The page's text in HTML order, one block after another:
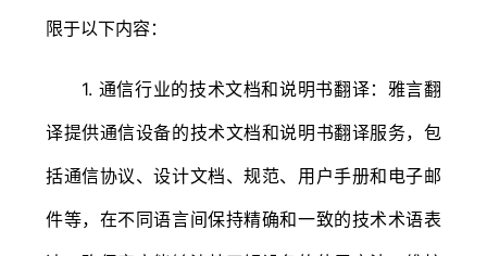
限于以下内容：
1. 通信行业的技术文档和说明书翻译：雅言翻
译提供通信设备的技术文档和说明书翻译服务，包
括通信协议、设计文档、规范、用户手册和电子邮
件等，在不同语言间保持精确和一致的技术术语表